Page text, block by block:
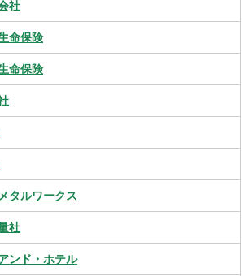
社
命保険
命保険
タルワークス
社
ンド・ホテル